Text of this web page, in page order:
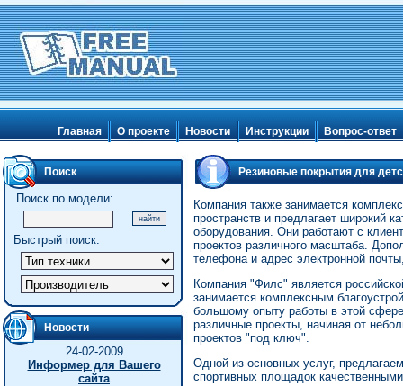
Главная О проекте Новости Инструкции Вопрос-ответ
Поиск
Поиск по модели:
Быстрый поиск:
Новости
24-02-2009
Информер для Вашего
сайта
Резиновые покрытия для
Компания также занимается
пространств и предлагает широкий
оборудования. Они работают с
проектов различного масштаба.
телефона и адрес электронной
Компания "Филс" является
занимается комплексным
большому опыту работы в этой
различные проекты, начиная от
проектов "под ключ".
Одной из основных услуг,
спортивных площадок